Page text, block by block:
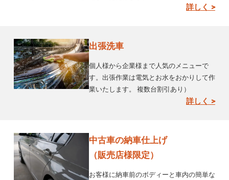
詳しく >
出張洗車
個人様から企業様まで人気のメニューで
す。出張作業は電気とお水をおかりして作
業いたします。 複数台割引あり）
詳しく >
中古車の納車仕上げ
（販売店様限定）
お客様に納車前のボディーと車内の簡単な